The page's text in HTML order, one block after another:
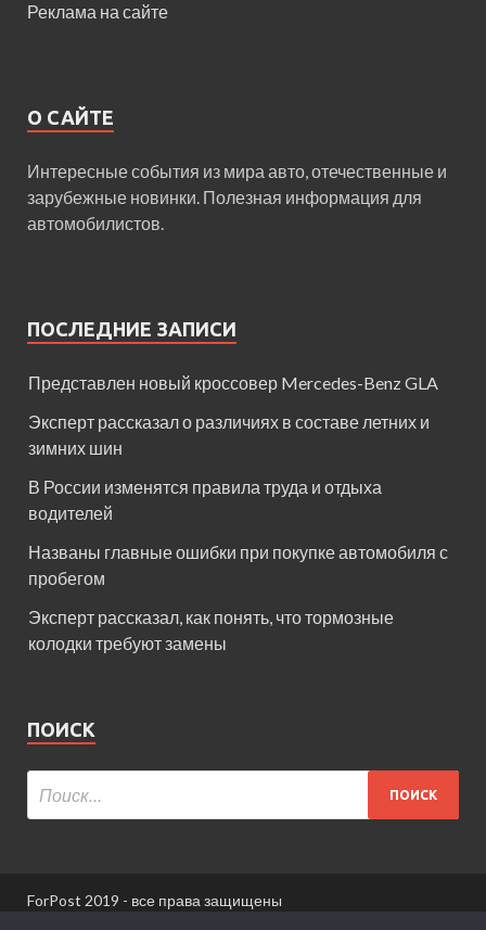
Реклама на сайте
О САЙТЕ
Интересные события из мира авто, отечественные и
зарубежные новинки. Полезная информация для
автомобилистов.
ПОСЛЕДНИЕ ЗАПИСИ
Представлен новый кроссовер Mercedes-Benz GLA
Эксперт рассказал о различиях в составе летних и
зимних шин
В России изменятся правила труда и отдыха
водителей
Названы главные ошибки при покупке автомобиля с
пробегом
Эксперт рассказал, как понять, что тормозные
колодки требуют замены
ПОИСК
ForPost 2019 - все права защищены